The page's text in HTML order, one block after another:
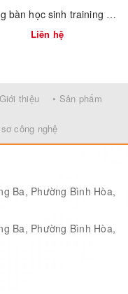
Khung bàn học sinh training gấp mặt xếp gọn có hộc bàn Vinahardware - 2300.1.07409
Liên hệ
thiệu • Sản phẩm
công nghệ
Ba, Phường Bình Hòa,
Ba, Phường Bình Hòa,